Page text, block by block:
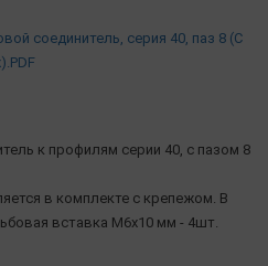
соединитель, серия 40, паз 8 (С
к профилям серии 40, с пазом 8
в комплекте с крепежом. В
вставка М6х10 мм - 4шт.